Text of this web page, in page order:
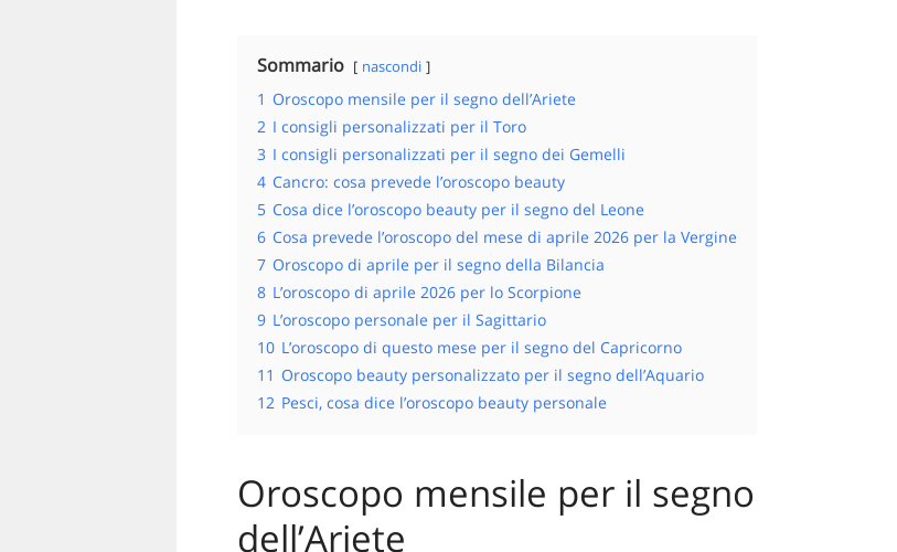
Sommario nascondi
1 Oroscopo mensile per il segno dell’Ariete
2 I consigli personalizzati per il Toro
3 I consigli personalizzati per il segno dei Gemelli
4 Cancro: cosa prevede l’oroscopo beauty
5 Cosa dice l’oroscopo beauty per il segno del Leone
6 Cosa prevede l’oroscopo del mese di aprile 2026 per la Vergine
7 Oroscopo di aprile per il segno della Bilancia
8 L’oroscopo di aprile 2026 per lo Scorpione
9 L’oroscopo personale per il Sagittario
10 L’oroscopo di questo mese per il segno del Capricorno
11 Oroscopo beauty personalizzato per il segno dell’Aquario
12 Pesci, cosa dice l’oroscopo beauty personale
Oroscopo mensile per il segno
dell’Ariete